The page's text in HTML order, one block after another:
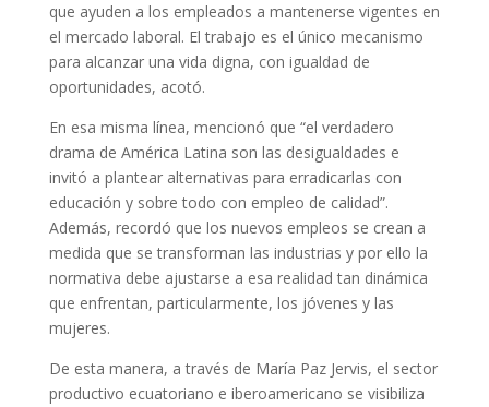
que ayuden a los empleados a mantenerse vigentes en
el mercado laboral. El trabajo es el único mecanismo
para alcanzar una vida digna, con igualdad de
oportunidades, acotó.
En esa misma línea, mencionó que “el verdadero
drama de América Latina son las desigualdades e
invitó a plantear alternativas para erradicarlas con
educación y sobre todo con empleo de calidad”.
Además, recordó que los nuevos empleos se crean a
medida que se transforman las industrias y por ello la
normativa debe ajustarse a esa realidad tan dinámica
que enfrentan, particularmente, los jóvenes y las
mujeres.
De esta manera, a través de María Paz Jervis, el sector
productivo ecuatoriano e iberoamericano se visibiliza